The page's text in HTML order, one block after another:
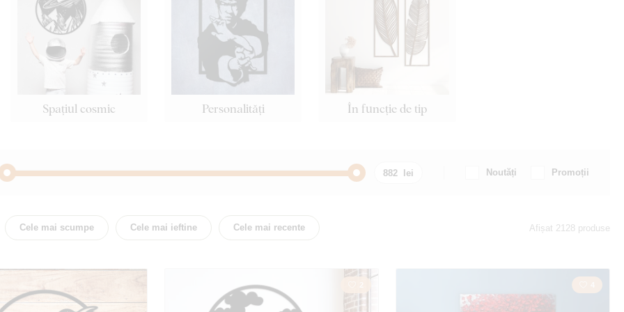
Spațiul cosmic Personalități În funcție de tip
Noutăți Promoții
Țară
Cele mai scumpe Cele mai ieftine Cele mai recente Afișat 2128 produse